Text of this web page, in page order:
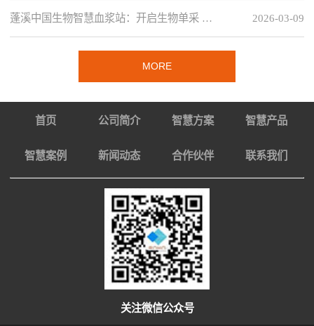
2026-03-09
蓬溪中国生物智慧血浆站：开启生物单采 …
MORE
首页 公司简介 智慧方案 智慧产品
智慧案例 新闻动态 合作伙伴 联系我们
关注微信公众号